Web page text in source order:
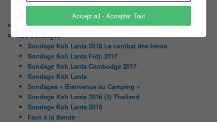
Quand Lora rencontre Aline elles parlent de quoi ?
Quand Lora papote avec Franck, ils parlent de quoi ?
NewsLetter
Nos Sondages
Sondage Koh Lanta 2018 Le combat des héros
Sondage Koh Lanta Fidji 2017
Sondage Koh Lanta Cambodge 2017
Sondage Koh Lanta
Sondages « Bienvenue au Camping »
Sondage Koh Lanta 2016 (2) Thailand
Sondage Koh Lanta 2016
Face à la Bande
Accept all - Accepter Tout